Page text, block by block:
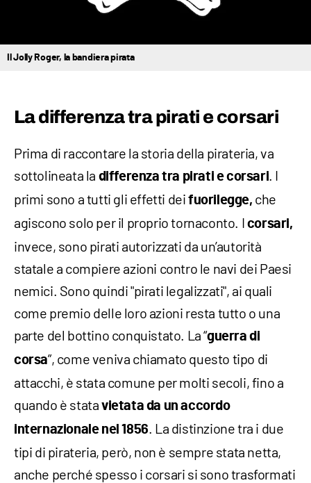
Il Jolly Roger, la bandiera pirata
La differenza tra pirati e corsari
Prima di raccontare la storia della pirateria, va
sottolineata la differenza tra pirati e corsari. I
primi sono a tutti gli effetti deifuorilegge, che
agiscono solo per il proprio tornaconto. I corsari,
invece, sono pirati autorizzati da un’autorità
statale a compiere azioni contro le navi dei Paesi
nemici. Sono quindi "pirati legalizzati", ai quali
come premio delle loro azioni resta tutto o una
parte del bottino conquistato. La “guerra di
corsa”, come veniva chiamato questo tipo di
attacchi, è stata comune per molti secoli, fino a
quando è stata vietata da un accordo
internazionale nel 1856. La distinzione tra i due
tipi di pirateria, però, non è sempre stata netta,
anche perché spesso i corsari si sono trasformati